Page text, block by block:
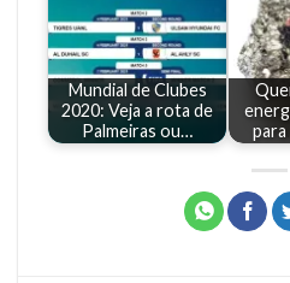
Mundial de Clubes
2020: Veja a rota de
Palmeiras ou…
para